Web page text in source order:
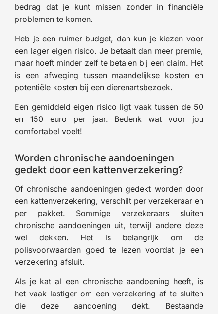
bedrag dat je kunt missen zonder in financiële
problemen te komen.
Heb je een ruimer budget, dan kun je kiezen voor
een lager eigen risico. Je betaalt dan meer premie,
maar hoeft minder zelf te betalen bij een claim. Het
is een afweging tussen maandelijkse kosten en
potentiële kosten bij een dierenartsbezoek.
Een gemiddeld eigen risico ligt vaak tussen de 50
en 150 euro per jaar. Bedenk wat voor jou
comfortabel voelt!
Worden chronische aandoeningen
gedekt door een kattenverzekering?
Of chronische aandoeningen gedekt worden door
een kattenverzekering, verschilt per verzekeraar en
per pakket. Sommige verzekeraars sluiten
chronische aandoeningen uit, terwijl andere deze
wel dekken. Het is belangrijk om de
polisvoorwaarden goed te lezen voordat je een
verzekering afsluit.
Als je kat al een chronische aandoening heeft, is
het vaak lastiger om een verzekering af te sluiten
die deze aandoening dekt. Bestaande